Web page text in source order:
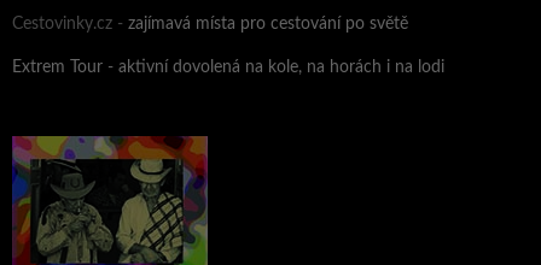
Cestovinky.cz - zajímavá místa pro cestování po světě
Extrem Tour - aktivní dovolená na kole, na horách i na lodi